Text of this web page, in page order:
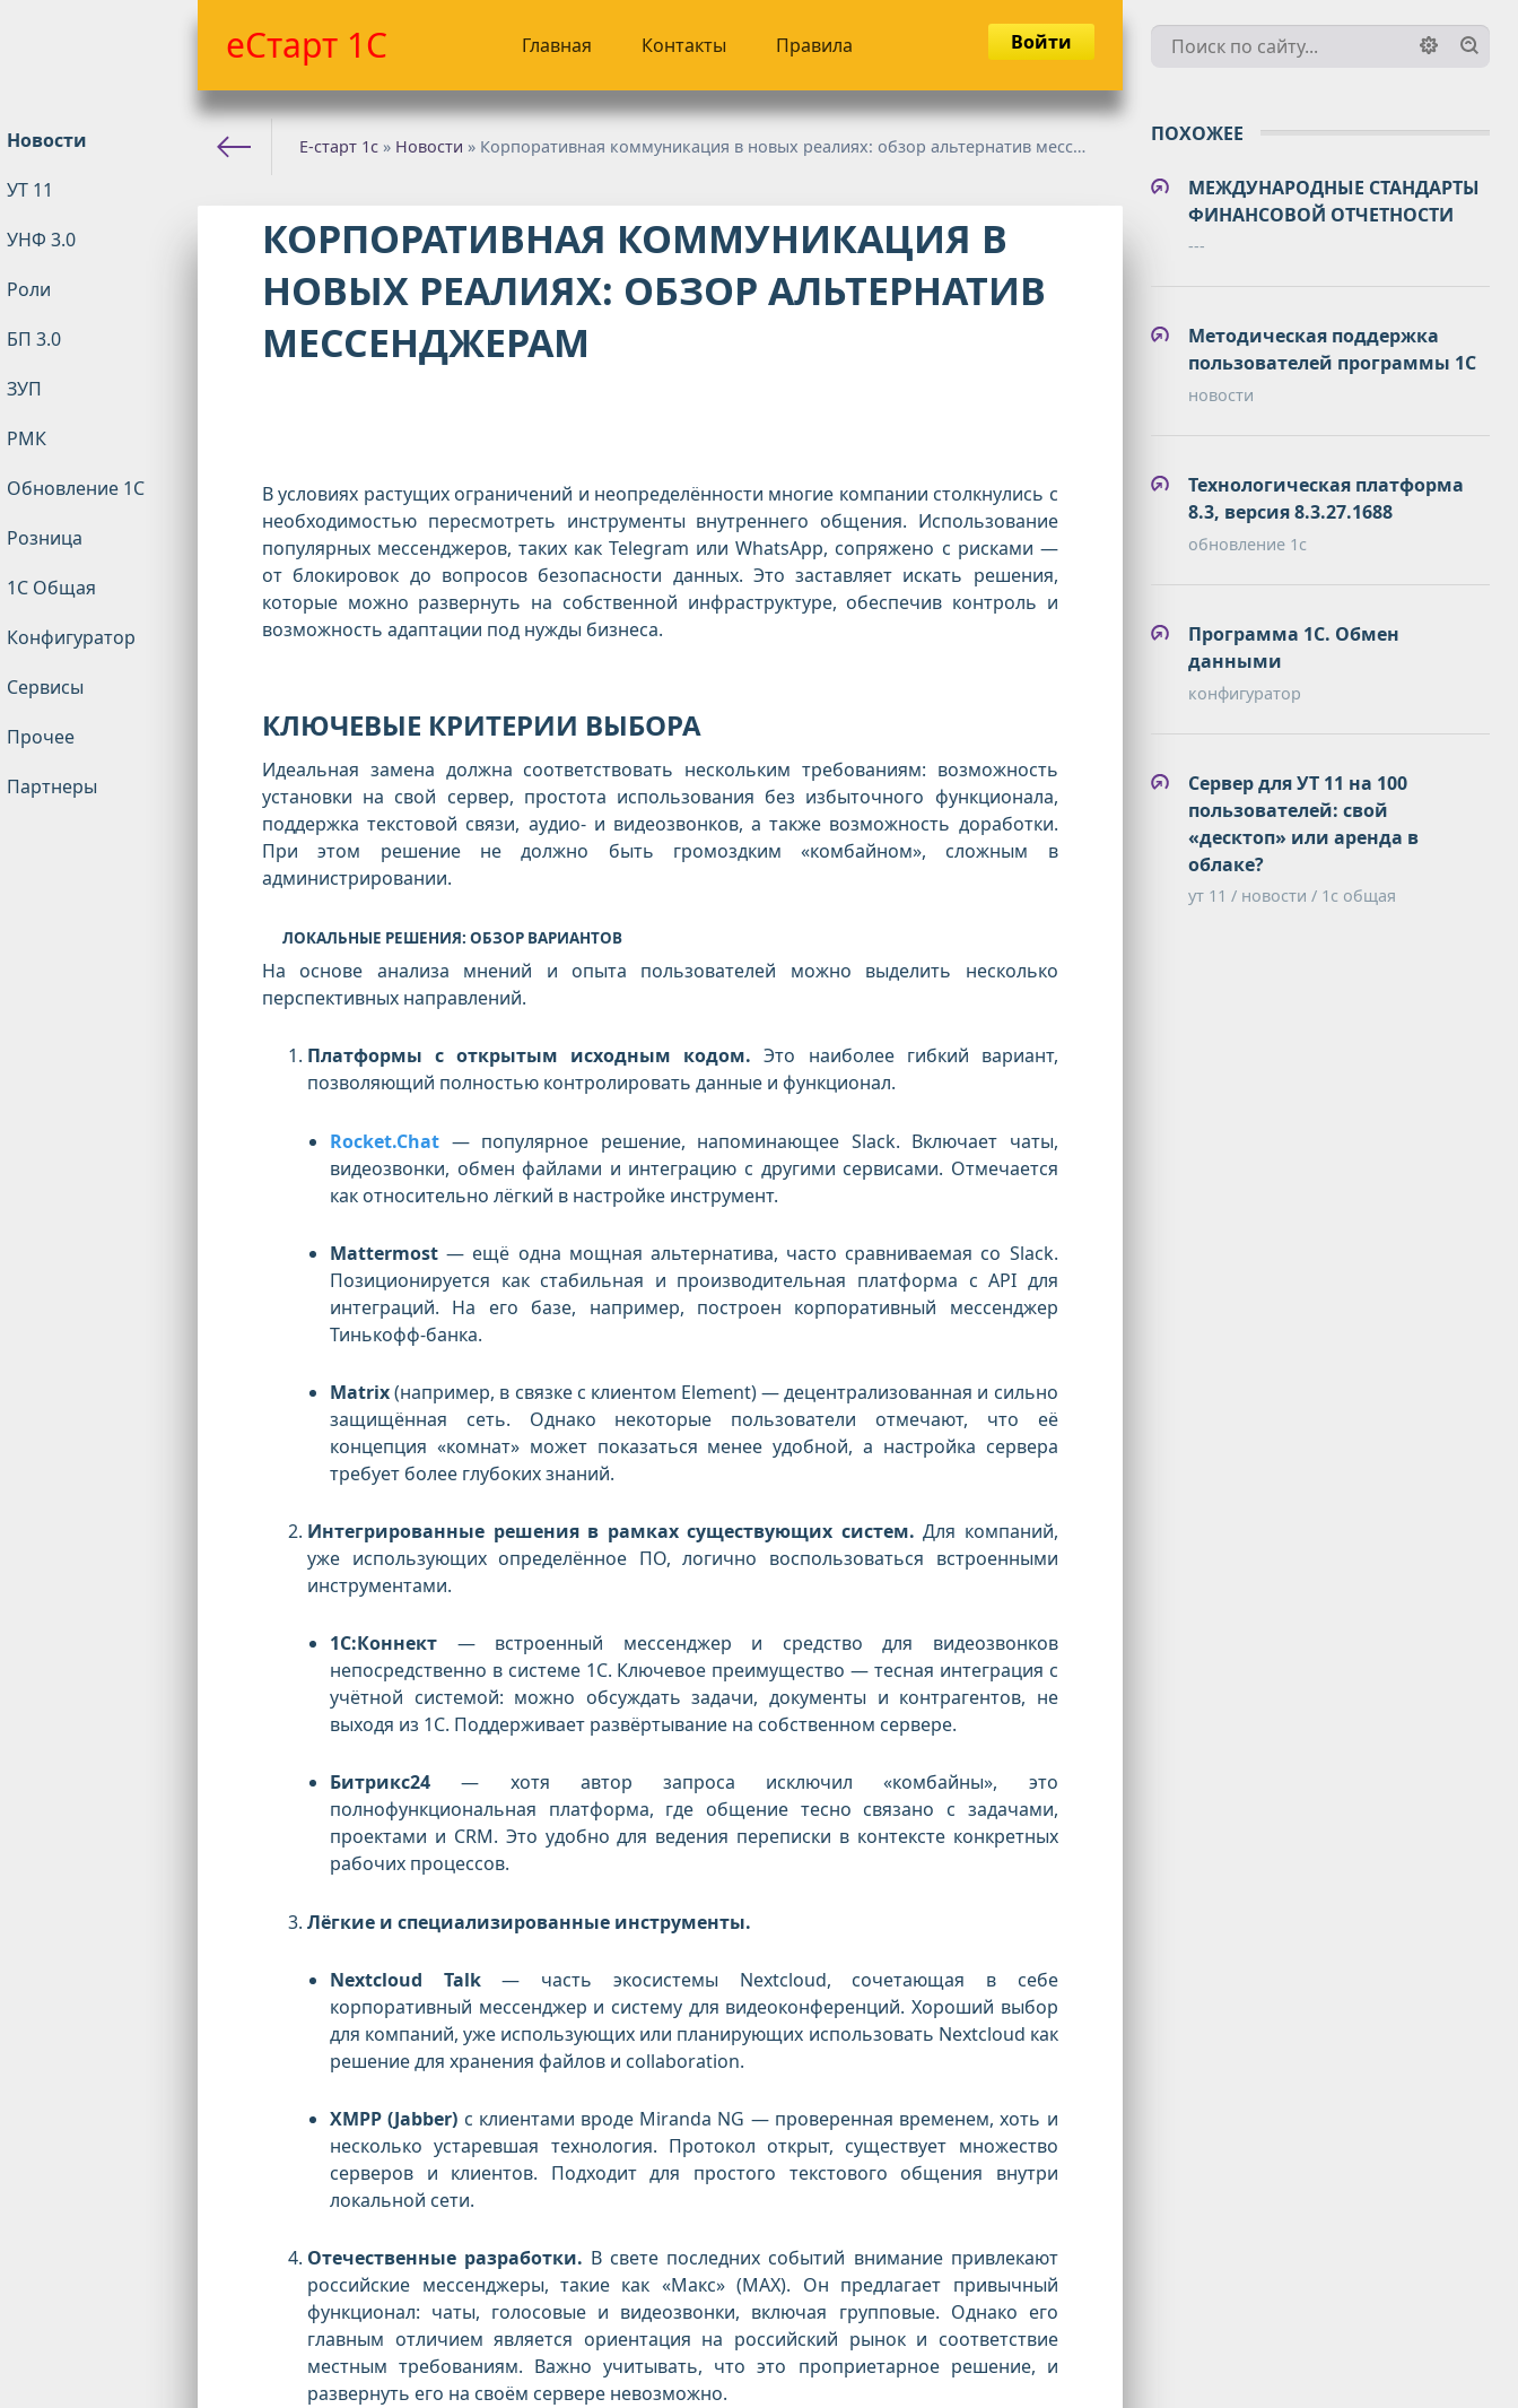
еСтарт 1С Главная Контакты Правила Войти
Новости
УТ 11
УНФ 3.0
Роли
БП 3.0
ЗУП
РМК
Обновление 1С
Розница
1С Общая
Конфигуратор
Сервисы
Прочее
Партнеры
Е-старт 1с » Новости » Корпоративная коммуникация в новых реалиях: обзор альтернатив мессенджерам
КОРПОРАТИВНАЯ КОММУНИКАЦИЯ В
НОВЫХ РЕАЛИЯХ: ОБЗОР АЛЬТЕРНАТИВ
МЕССЕНДЖЕРАМ
В условиях растущих ограничений и неопределённости многие компании столкнулись с
необходимостью пересмотреть инструменты внутреннего общения. Использование
популярных мессенджеров, таких как Telegram или WhatsApp, сопряжено с рисками —
от блокировок до вопросов безопасности данных. Это заставляет искать решения,
которые можно развернуть на собственной инфраструктуре, обеспечив контроль и
возможность адаптации под нужды бизнеса.
КЛЮЧЕВЫЕ КРИТЕРИИ ВЫБОРА
Идеальная замена должна соответствовать нескольким требованиям: возможность
установки на свой сервер, простота использования без избыточного функционала,
поддержка текстовой связи, аудио- и видеозвонков, а также возможность доработки.
При этом решение не должно быть громоздким «комбайном», сложным в
администрировании.
ЛОКАЛЬНЫЕ РЕШЕНИЯ: ОБЗОР ВАРИАНТОВ
На основе анализа мнений и опыта пользователей можно выделить несколько
перспективных направлений.
Платформы с открытым исходным кодом. Это наиболее гибкий вариант,
позволяющий полностью контролировать данные и функционал.
Rocket.Chat — популярное решение, напоминающее Slack. Включает чаты,
видеозвонки, обмен файлами и интеграцию с другими сервисами. Отмечается
как относительно лёгкий в настройке инструмент.
Mattermost — ещё одна мощная альтернатива, часто сравниваемая со Slack.
Позиционируется как стабильная и производительная платформа с API для
интеграций. На его базе, например, построен корпоративный мессенджер
Тинькофф-банка.
Matrix(например, в связке с клиентом Element) — децентрализованная и сильно
защищённая сеть. Однако некоторые пользователи отмечают, что её
концепция «комнат» может показаться менее удобной, а настройка сервера
требует более глубоких знаний.
Интегрированные решения в рамках существующих систем. Для компаний,
уже использующих определённое ПО, логично воспользоваться встроенными
инструментами.
1С:Коннект — встроенный мессенджер и средство для видеозвонков
непосредственно в системе 1С. Ключевое преимущество — тесная интеграция с
учётной системой: можно обсуждать задачи, документы и контрагентов, не
выходя из 1С. Поддерживает развёртывание на собственном сервере.
Битрикс24 — хотя автор запроса исключил «комбайны», это
полнофункциональная платформа, где общение тесно связано с задачами,
проектами и CRM. Это удобно для ведения переписки в контексте конкретных
рабочих процессов.
Лёгкие и специализированные инструменты.
Nextcloud Talk— часть экосистемы Nextcloud, сочетающая в себе
корпоративный мессенджер и систему для видеоконференций. Хороший выбор
для компаний, уже использующих или планирующих использовать Nextcloud как
решение для хранения файлов и collaboration.
XMPP (Jabber) с клиентами вроде Miranda NG — проверенная временем, хоть и
несколько устаревшая технология. Протокол открыт, существует множество
серверов и клиентов. Подходит для простого текстового общения внутри
локальной сети.
Отечественные разработки. В свете последних событий внимание привлекают
российские мессенджеры, такие как «Макс» (MAX). Он предлагает привычный
функционал: чаты, голосовые и видеозвонки, включая групповые. Однако его
главным отличием является ориентация на российский рынок и соответствие
местным требованиям. Важно учитывать, что это проприетарное решение, и
развернуть его на своём сервере невозможно.
ПОХОЖЕЕ
МЕЖДУНАРОДНЫЕ СТАНДАРТЫ
ФИНАНСОВОЙ ОТЧЕТНОСТИ
---
Методическая поддержка
пользователей программы 1С
новости
Технологическая платформа
8.3, версия 8.3.27.1688
обновление 1с
Программа 1С. Обмен
данными
конфигуратор
Сервер для УТ 11 на 100
пользователей: свой
«десктоп» или аренда в
облаке?
ут 11 / новости / 1с общая